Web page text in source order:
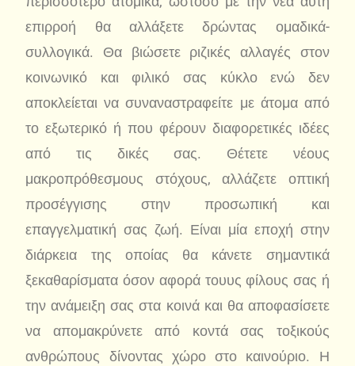
επιρροή θα αλλάξετε δρώντας ομαδικά-
συλλογικά. Θα βιώσετε ριζικές αλλαγές στον
κοινωνικό και φιλικό σας κύκλο ενώ δεν
αποκλείεται να συναναστραφείτε με άτομα από
το εξωτερικό ή που φέρουν διαφορετικές ιδέες
από τις δικές σας. Θέτετε νέους
μακροπρόθεσμους στόχους, αλλάζετε οπτική
προσέγγισης στην προσωπική και
επαγγελματική σας ζωή. Είναι μία εποχή στην
διάρκεια της οποίας θα κάνετε σημαντικά
ξεκαθαρίσματα όσον αφορά τουυς φίλους σας ή
την ανάμειξη σας στα κοινά και θα αποφασίσετε
να απομακρύνετε από κοντά σας τοξικούς
ανθρώπους δίνοντας χώρο στο καινούριο. Η